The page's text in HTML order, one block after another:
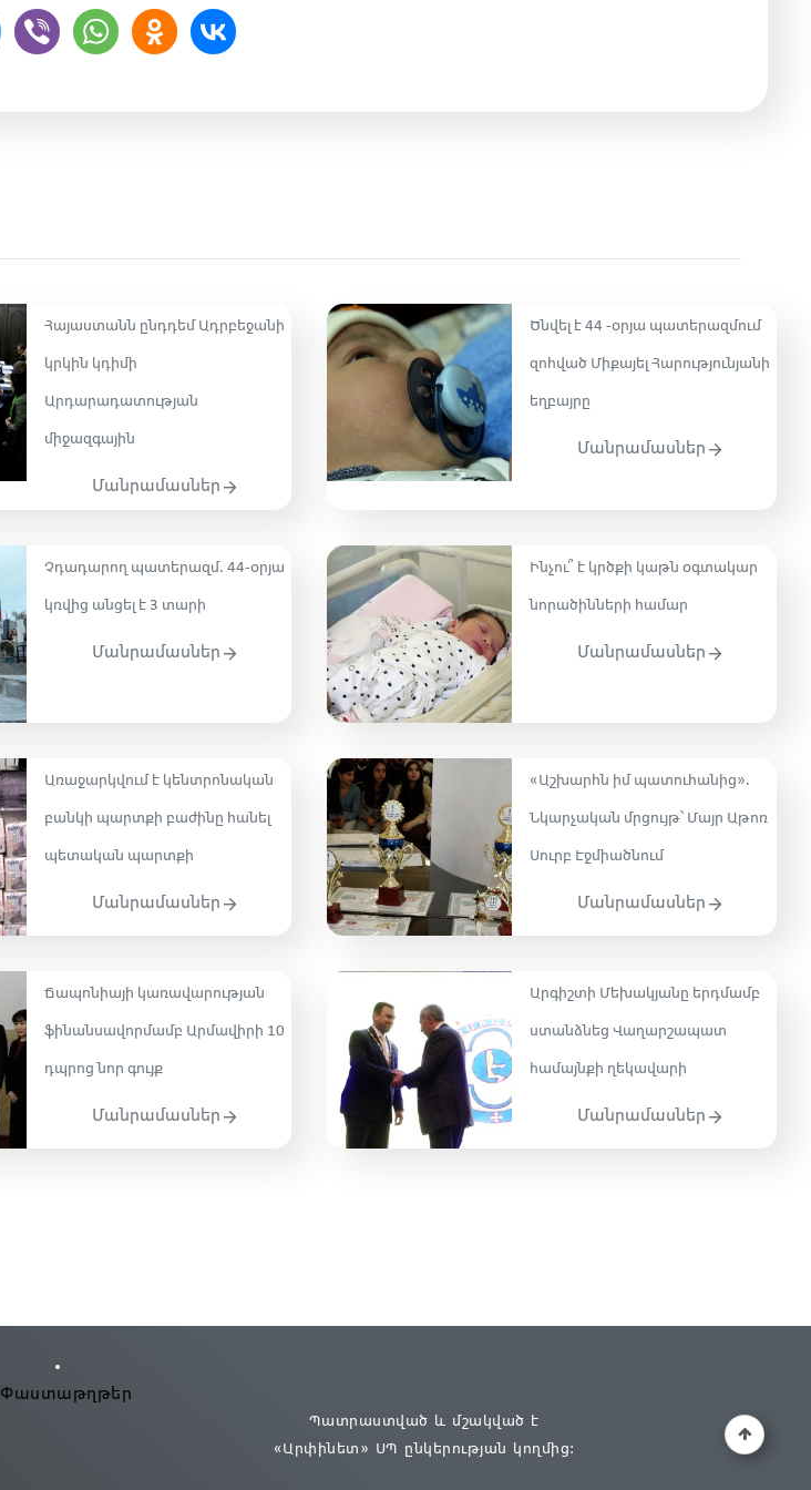
Հայաստանն ընդդեմ Ադրբեջանի
կրկին կդիմի
Արդարադատության
միջազգային
Մանրամասներ
Ծնվել է 44 -օրյա պատերազմում
զոհված Միքայել Հարությունյանի
եղբայրը
Մանրամասներ
Չդադարող պատերազմ․ 44-օրյա
կռվից անցել է 3 տարի
Մանրամասներ
Ինչու՞ է կրծքի կաթն օգտակար
նորածինների համար
Մանրամասներ
Առաջարկվում է կենտրոնական
բանկի պարտքի բաժինը հանել
պետական պարտքի
Մանրամասներ
«Աշխարհն իմ պատուհանից»․
Նկարչական մրցույթ՝ Մայր Աթոռ
Սուրբ Էջմիածնում
Մանրամասներ
Ճապոնիայի կառավարության
ֆինանսավորմամբ Արմավիրի 10
դպրոց նոր գույք
Մանրամասներ
Արգիշտի Մեխակյանը երդմամբ
ստանձնեց Վաղարշապատ
համայնքի ղեկավարի
Մանրամասներ
Փաստաթղթեր
Պատրաստված և մշակված է
«Արփինետ» ՍՊ ընկերության կողմից։